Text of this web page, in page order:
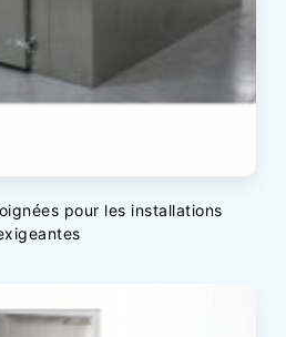
pour les installations